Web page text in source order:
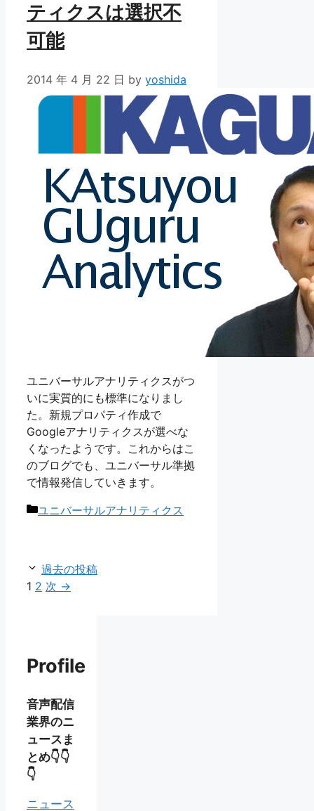
ティクスは選択不
可能
2014 年 4 月 22 日 by yoshida
ユニバーサルアナリティクスがつ
いに実質的にも標準になりまし
た。新規プロパティ作成で
Googleアナリティクスが選べな
くなったようです。これからはこ
のブログでも、ユニバーサル準拠
で情報発信していきます。
カ
ー
ユニバーサルアナリティクス
過去の投稿
ペ
1 ペ
2 次 →
Profile
音声配信
業界のニ
ュースま
とめ👇👇
👇
ニュース